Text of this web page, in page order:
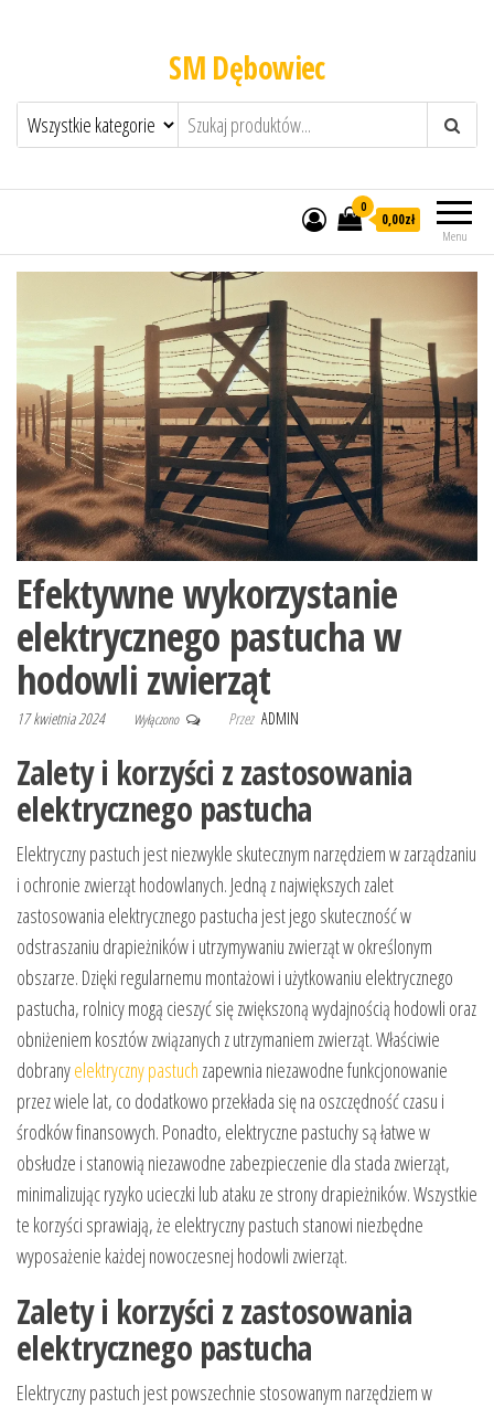
SM Dębowiec
Menu
0
0,00zł
Efektywne wykorzystanie
elektrycznego pastucha w
hodowli zwierząt
17 kwietnia 2024 Wyłączono Przez ADMIN
Zalety i korzyści z zastosowania
elektrycznego pastucha
Elektryczny pastuch jest niezwykle skutecznym narzędziem w zarządzaniu
i ochronie zwierząt hodowlanych. Jedną z największych zalet
zastosowania elektrycznego pastucha jest jego skuteczność w
odstraszaniu drapieżników i utrzymywaniu zwierząt w określonym
obszarze. Dzięki regularnemu montażowi i użytkowaniu elektrycznego
pastucha, rolnicy mogą cieszyć się zwiększoną wydajnością hodowli oraz
obniżeniem kosztów związanych z utrzymaniem zwierząt. Właściwie
dobranyelektryczny pastuch zapewnia niezawodne funkcjonowanie
przez wiele lat, co dodatkowo przekłada się na oszczędność czasu i
środków finansowych. Ponadto, elektryczne pastuchy są łatwe w
obsłudze i stanowią niezawodne zabezpieczenie dla stada zwierząt,
minimalizując ryzyko ucieczki lub ataku ze strony drapieżników. Wszystkie
te korzyści sprawiają, że elektryczny pastuch stanowi niezbędne
wyposażenie każdej nowoczesnej hodowli zwierząt.
Zalety i korzyści z zastosowania
elektrycznego pastucha
Elektryczny pastuch jest powszechnie stosowanym narzędziem w